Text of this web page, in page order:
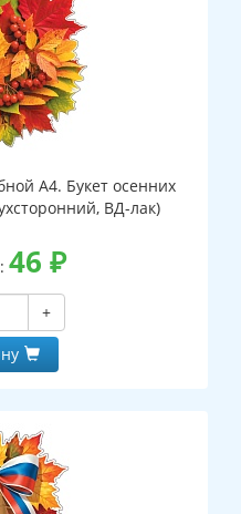
А4. Букет осенних
ВД-лак)
46 ₽
+